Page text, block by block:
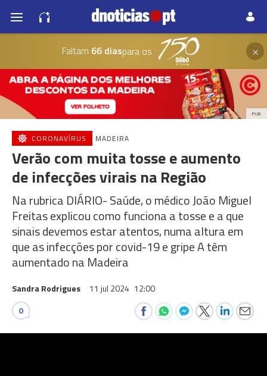
Faltam 66 diaspara os ×
PUB
CORONAVÍRUS MADEIRA
Verão com muita tosse e aumento
de infecções virais na Região
Na rubrica DIÁRIO- Saúde, o médico João Miguel
Freitas explicou como funciona a tosse e a que
sinais devemos estar atentos, numa altura em
que as infecções por covid-19 e gripe A têm
aumentado na Madeira
Sandra Rodrigues 11 jul 2024 12:00
0